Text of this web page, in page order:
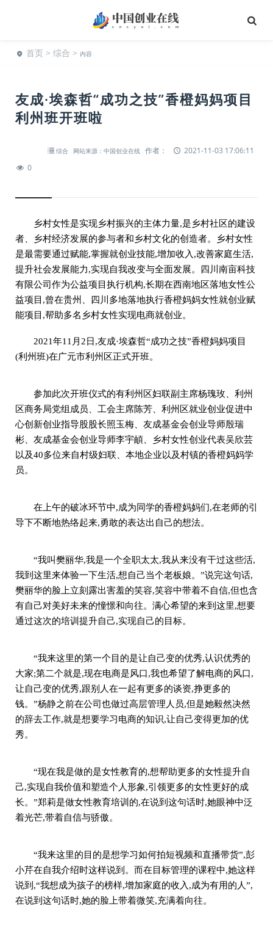
首页 > 综合 > 内容
友成·埃森哲“成功之技”香橙妈妈项目
利州班开班啦
综合 网站来源：中国创业在线 作者：
2021-11-03 17:06:11
0
乡村女性是实现乡村振兴的主体力量,是乡村社区的建设
者、乡村经济发展的参与者和乡村文化的创造者。乡村女性
是最需要通过赋能,掌握就创业技能,增加收入,改善家庭生活,
提升社会发展能力,实现自我改变与全面发展。四川南亩科技
有限公司作为公益项目执行机构,长期在西南地区落地女性公
益项目,曾在贵州、四川多地落地执行香橙妈妈女性就创业赋
能项目,帮助多名乡村女性实现电商就创业。
2021年11月2日,友成·埃森哲“成功之技”香橙妈妈项目
(利州班)在广元市利州区正式开班。
参加此次开班仪式的有利州区妇联副主席杨瑰玫、利州
区商务局党组成员、工会主席陈芳、利州区就业创业促进中
心创新创业指导股股长照玉梅、友成基金会创业导师殷瑞
彬、友成基金会创业导师李宇頔、乡村女性创业代表吴欣芸
以及40多位来自村级妇联、本地企业以及村镇的香橙妈妈学
员。
在上午的破冰环节中,成为同学的香橙妈妈们,在老师的引
导下不断地热络起来,勇敢的表达出自己的想法。
“我叫樊丽华,我是一个全职太太,我从来没有干过这些活,
我到这里来体验一下生活,想自己当个老板娘。”说完这句话,
樊丽华的脸上立刻露出害羞的笑容,笑容中带着不自信,但也含
有自己对美好未来的憧憬和向往。满心希望的来到这里,想要
通过这次的培训提升自己,实现自己的目标。
“我来这里的第一个目的是让自己变的优秀,认识优秀的
大家;第二个就是,现在电商是风口,我也希望了解电商的风口,
让自己变的优秀,跟别人在一起有更多的谈资,挣更多的
钱。”杨静之前在公司也做过高层管理人员,但是她毅然决然
的辞去工作,就是想要学习电商的知识,让自己变得更加的优
秀。
“现在我是做的是女性教育的,想帮助更多的女性提升自
己,实现自我价值和塑造个人形象,引领更多的女性更好的成
长。”郑莉是做女性教育培训的,在说到这句话时,她眼神中泛
着光芒,带着自信与骄傲。
“我来这里的目的是想学习如何拍短视频和直播带货”,彭
小芹在自我介绍时这样说到。而在目标管理的课程中,她这样
说到,“我想成为孩子的榜样,增加家庭的收入,成为有用的人”,
在说到这句话时,她的脸上带着微笑,充满着向往。